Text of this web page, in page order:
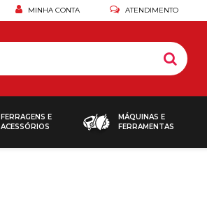
MINHA CONTA ATENDIMENTO
FERRAGENS E
ACESSÓRIOS
MÁQUINAS E
FERRAMENTAS